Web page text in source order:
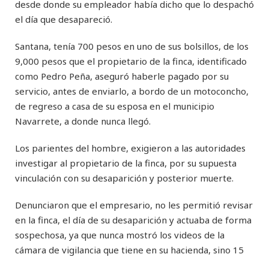
desde donde su empleador había dicho que lo despachó
el día que desapareció.
Santana, tenía 700 pesos en uno de sus bolsillos, de los
9,000 pesos que el propietario de la finca, identificado
como Pedro Peña, aseguró haberle pagado por su
servicio, antes de enviarlo, a bordo de un motoconcho,
de regreso a casa de su esposa en el municipio
Navarrete, a donde nunca llegó.
Los parientes del hombre, exigieron a las autoridades
investigar al propietario de la finca, por su supuesta
vinculación con su desaparición y posterior muerte.
Denunciaron que el empresario, no les permitió revisar
en la finca, el día de su desaparición y actuaba de forma
sospechosa, ya que nunca mostró los videos de la
cámara de vigilancia que tiene en su hacienda, sino 15